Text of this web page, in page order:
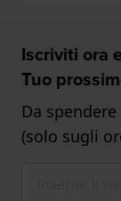
Iscriviti ora
Tuo
Da
(solo sugli